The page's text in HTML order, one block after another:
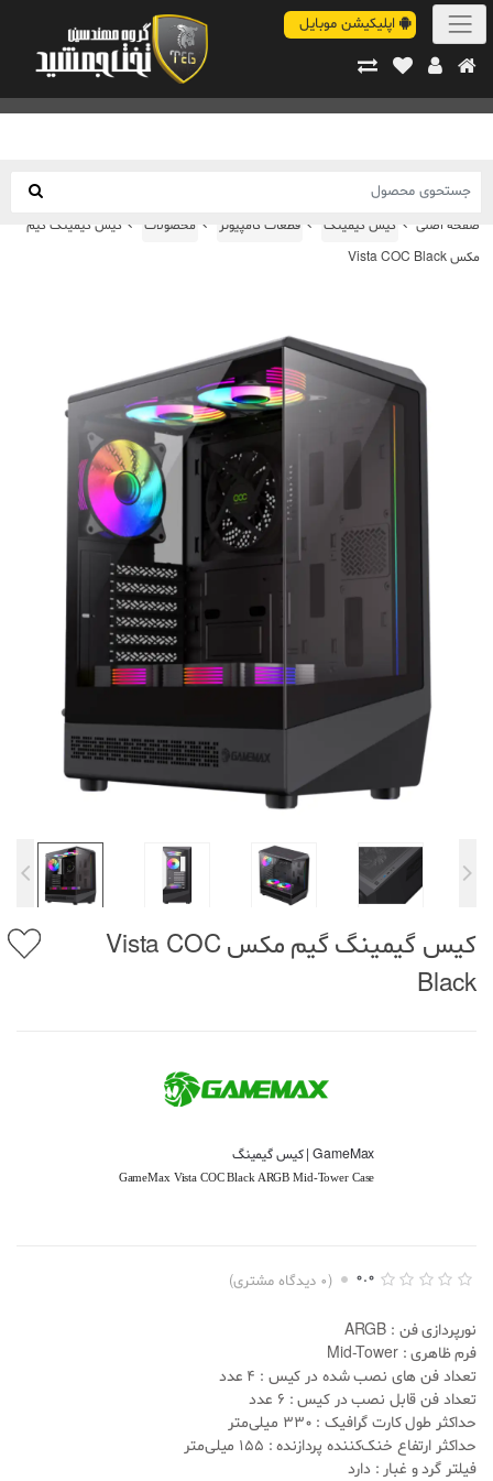
اپلیکیشن موبایل
صفحه اصلی محصولات قطعات کامپیوتر کیس گیمینگ
کیس گیمینگ گیم
مکس Vista COC Black
کیس گیمینگ گیم مکس Vista COC
Black
GameMax | کیس گیمینگ
GameMax Vista COC Black ARGB Mid-Tower Case
ت
ی
ز
د
ی
0
0
0.0
(
0 دیدگاه مشتری)
نورپردازی فن : ARGB
فرم ظاهری :
Mid-Tower
تعداد فن های نصب شده در کیس : 4 عدد
تعداد فن قابل نصب در کیس : 6 عدد
حداکثر طول کارت گرافیک : 330 میلی‌متر
حداکثر ارتفاع خنک‌کننده پردازنده : 155 میلی‌متر
فیلتر گرد و غبار : دارد